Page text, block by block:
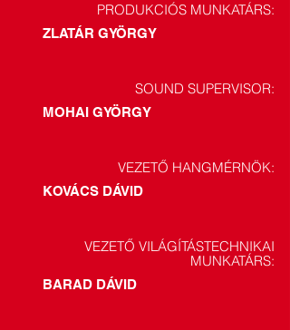
PRODUKCIÓS MUNKATÁRS:
ZLATÁR GYÖRGY
SOUND SUPERVISOR:
MOHAI GYÖRGY
VEZETŐ HANGMÉRNÖK:
KOVÁCS DÁVID
VEZETŐ VILÁGÍTÁSTECHNIKAI
MUNKATÁRS:
BARAD DÁVID